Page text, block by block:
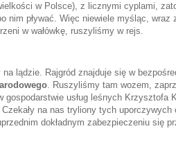
w Polsce), z licznymi cyplami,
nim pływać. Więc niewiele myśląc,
w wałówkę, ruszyliśmy w rejs.
lądzie. Rajgród znajduje się w
. Ruszyliśmy tam wozem,
gospodarstwie usług leśnych Krzysztofa
na nas tryliony tych
dokładnym zabezpieczeniu się